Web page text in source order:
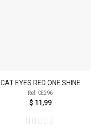
CAT EYES RED ONE SHINE
Ref: CE296
$ 11,99